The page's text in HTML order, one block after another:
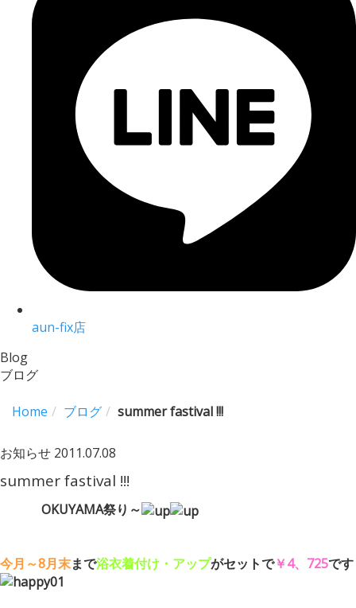
aun-fix店
Blog
ブログ
Home ブログ summer fastival !!!
お知らせ 2011.07.08
summer fastival !!!
OKUYAMA祭り～
今月～8月末まで浴衣着付け・アップがセットで￥4、725です